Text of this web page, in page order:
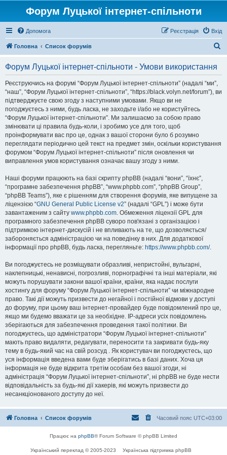
Форум Луцької інтернет-спільноти
Допомога Вхід
Реєстрація
Головна Список форумів
Форум Луцької інтернет-спільноти - Умови використання
Реєструючись на форумі “Форум Луцької інтернет-спільноти” (надалі “ми”,
“наш”, “Форум Луцької інтернет-спільноти”, “https://black.volyn.net/forum”), ви
підтверджуєте свою згоду з наступними умовами. Якщо ви не
погоджуєтесь з ними, будь ласка, не заходьте і/або не користуйтесь
“Форум Луцької інтернет-спільноти”. Ми залишаємо за собою право
змінювати ці правила будь-коли, і зробимо усе для того, щоб
проінформувати вас про це, однак з вашої сторони було б розумно
переглядати періодично цей текст на предмет змін, оскільки користування
форумом “Форум Луцької інтернет-спільноти” після оновлення чи
виправлення умов користування означає вашу згоду з ними.
Наші форуми працюють на базі скрипту phpBB (надалі “вони”, “їхнє”,
“програмне забезпечення phpBB”, “www.phpbb.com”, “phpBB Group”,
“phpBB Teams”), яке є рішенням для створення форумів, яке випущене за
ліцензією “GNU General Public License v2” (надалі “GPL”) і може бути
завантаженим з сайту www.phpbb.com. Обмеження ліцензії GPL для
програмного забезпечення phpBB суворо пов'язані з організацією і
підтримкою інтернет-дискусій і не впливають на те, що дозволяється/
забороняється адміністрацією чи на поведінку в них. Для додаткової
інформації про phpBB, будь ласка, перегляньте: https://www.phpbb.com/.
Ви погоджуєтесь не розміщувати образливі, непристойні, вульгарні,
наклепницькі, ненависні, погрозливі, порнографічні та інші матеріали, які
можуть порушувати закони вашої країни, країни, яка надає послуги
хостингу для форуму “Форум Луцької інтернет-спільноти” чи міжнародне
право. Такі дії можуть призвести до негайної і постійної відмови у доступі
до форуму, при цьому ваш інтернет-провайдер буде повідомлений про це,
якщо ми будемо вважати це за необхідне. IP-адреси усіх повідомлень
зберігаються для забезпечення проведення такої політики. Ви
погоджуєтесь, що адміністратори “Форум Луцької інтернет-спільноти”
мають право видаляти, редагувати, переносити та закривати будь-яку
тему в будь-який час на свій розсуд . Як користувач ви погоджуєтесь, що
уся інформація введена вами буде зберігатись в базі даних. Хоча ця
інформація не буде відкрита третім особам без вашої згоди, ні
адміністрація “Форум Луцької інтернет-спільноти”, ні phpBB не буде нести
відповідальність за будь-які дії хакерів, які можуть призвести до
несанкціонованого доступу до неї.
Головна Список форумів Часовий пояс UTC+03:00
Працює на phpBB® Forum Software © phpBB Limited
Український переклад © 2005-2023 Українська підтримка phpBB